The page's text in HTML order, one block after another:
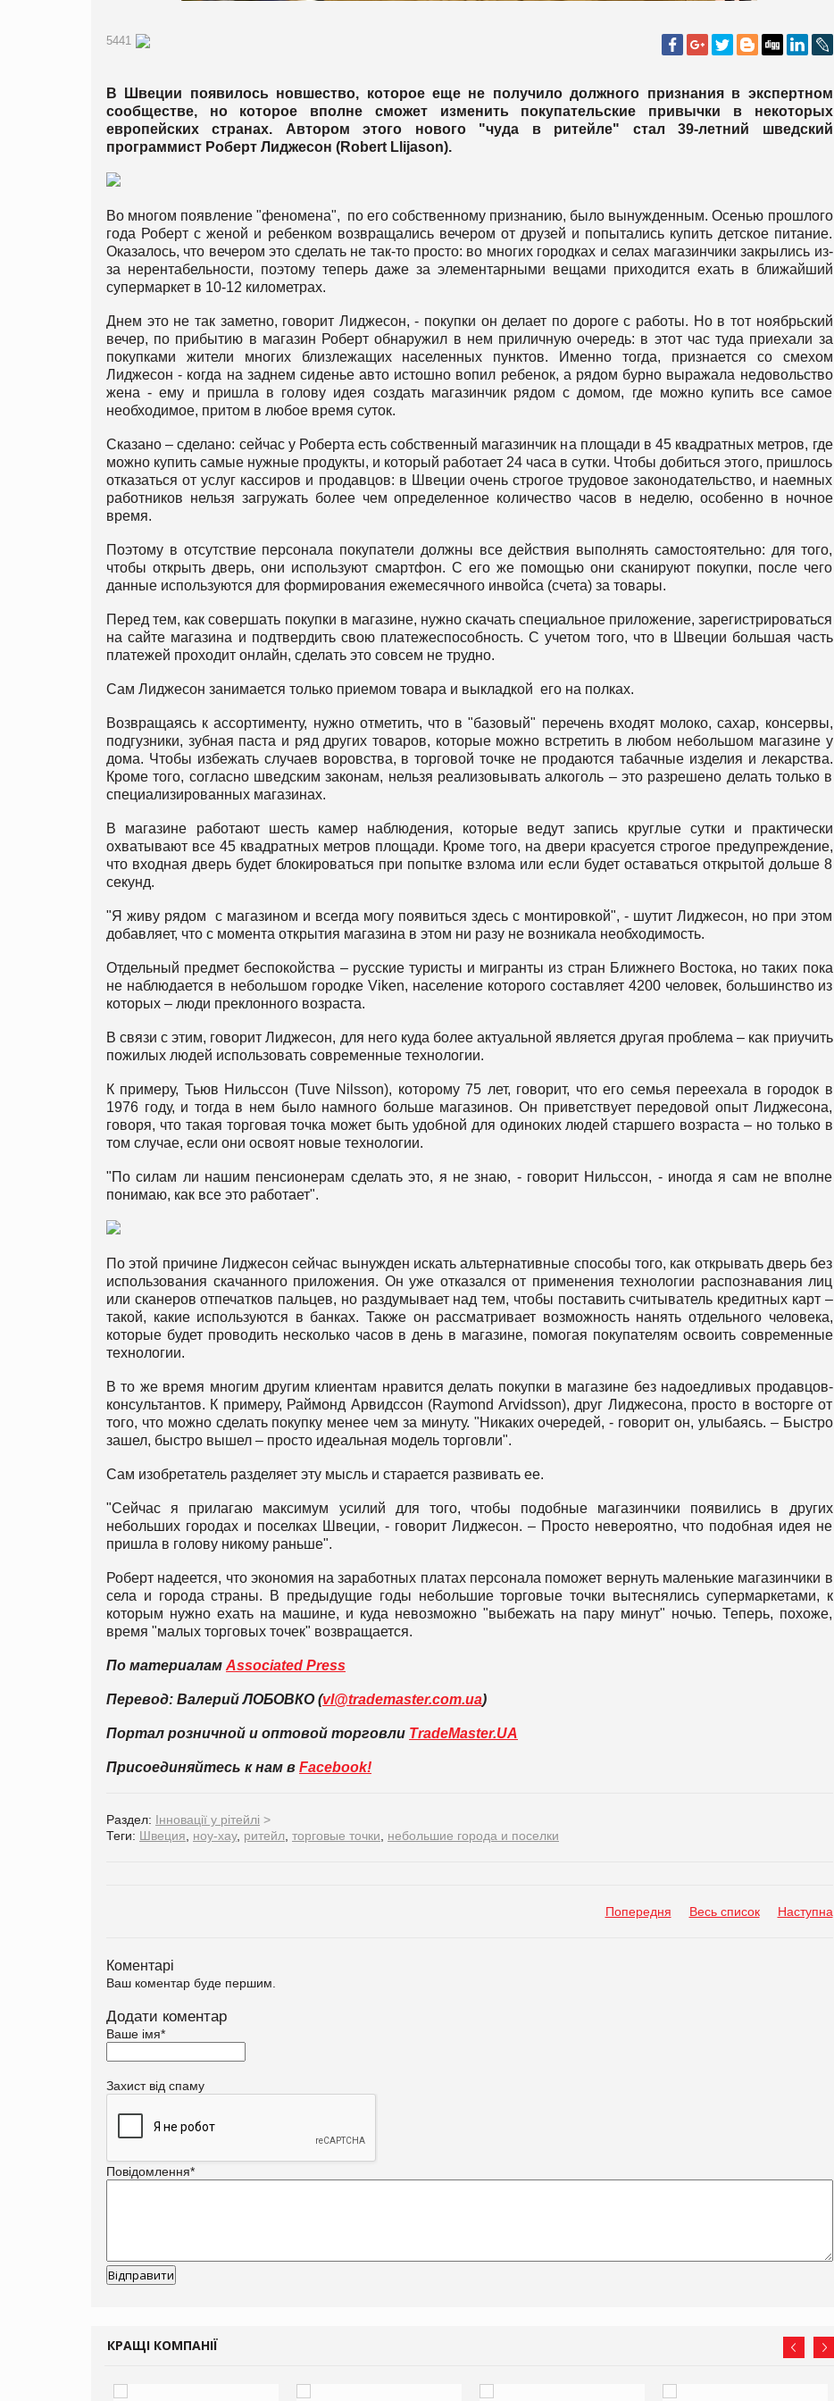
5441
В Швеции появилось новшество, которое еще не получило должного признания в экспертном
сообществе, но которое вполне сможет изменить покупательские привычки в некоторых
европейских странах. Автором этого нового "чуда в ритейле" стал 39-летний шведский
программист Роберт Лиджесон (Robert Llijason).
Во многом появление "феномена", по его собственному признанию, было вынужденным. Осенью прошлого
года Роберт с женой и ребенком возвращались вечером от друзей и попытались купить детское питание.
Оказалось, что вечером это сделать не так-то просто: во многих городках и селах магазинчики закрылись из-
за нерентабельности, поэтому теперь даже за элементарными вещами приходится ехать в ближайший
супермаркет в 10-12 километрах.
Днем это не так заметно, говорит Лиджесон, - покупки он делает по дороге с работы. Но в тот ноябрьский
вечер, по прибытию в магазин Роберт обнаружил в нем приличную очередь: в этот час туда приехали за
покупками жители многих близлежащих населенных пунктов. Именно тогда, признается со смехом
Лиджесон - когда на заднем сиденье авто истошно вопил ребенок, а рядом бурно выражала недовольство
жена - ему и пришла в голову идея создать магазинчик рядом с домом, где можно купить все самое
необходимое, притом в любое время суток.
Сказано – сделано: сейчас у Роберта есть собственный магазинчик на площади в 45 квадратных метров, где
можно купить самые нужные продукты, и который работает 24 часа в сутки. Чтобы добиться этого, пришлось
отказаться от услуг кассиров и продавцов: в Швеции очень строгое трудовое законодательство, и наемных
работников нельзя загружать более чем определенное количество часов в неделю, особенно в ночное
время.
Поэтому в отсутствие персонала покупатели должны все действия выполнять самостоятельно: для того,
чтобы открыть дверь, они используют смартфон. С его же помощью они сканируют покупки, после чего
данные используются для формирования ежемесячного инвойса (счета) за товары.
Перед тем, как совершать покупки в магазине, нужно скачать специальное приложение, зарегистрироваться
на сайте магазина и подтвердить свою платежеспособность. С учетом того, что в Швеции большая часть
платежей проходит онлайн, сделать это совсем не трудно.
Сам Лиджесон занимается только приемом товара и выкладкой его на полках.
Возвращаясь к ассортименту, нужно отметить, что в "базовый" перечень входят молоко, сахар, консервы,
подгузники, зубная паста и ряд других товаров, которые можно встретить в любом небольшом магазине у
дома. Чтобы избежать случаев воровства, в торговой точке не продаются табачные изделия и лекарства.
Кроме того, согласно шведским законам, нельзя реализовывать алкоголь – это разрешено делать только в
специализированных магазинах.
В магазине работают шесть камер наблюдения, которые ведут запись круглые сутки и практически
охватывают все 45 квадратных метров площади. Кроме того, на двери красуется строгое предупреждение,
что входная дверь будет блокироваться при попытке взлома или если будет оставаться открытой дольше 8
секунд.
"Я живу рядом с магазином и всегда могу появиться здесь с монтировкой", - шутит Лиджесон, но при этом
добавляет, что с момента открытия магазина в этом ни разу не возникала необходимость.
Отдельный предмет беспокойства – русские туристы и мигранты из стран Ближнего Востока, но таких пока
не наблюдается в небольшом городке Viken, население которого составляет 4200 человек, большинство из
которых – люди преклонного возраста.
В связи с этим, говорит Лиджесон, для него куда более актуальной является другая проблема – как приучить
пожилых людей использовать современные технологии.
К примеру, Тьюв Нильссон (Tuve Nilsson), которому 75 лет, говорит, что его семья переехала в городок в
1976 году, и тогда в нем было намного больше магазинов. Он приветствует передовой опыт Лиджесона,
говоря, что такая торговая точка может быть удобной для одиноких людей старшего возраста – но только в
том случае, если они освоят новые технологии.
"По силам ли нашим пенсионерам сделать это, я не знаю, - говорит Нильссон, - иногда я сам не вполне
понимаю, как все это работает".
По этой причине Лиджесон сейчас вынужден искать альтернативные способы того, как открывать дверь без
использования скачанного приложения. Он уже отказался от применения технологии распознавания лиц
или сканеров отпечатков пальцев, но раздумывает над тем, чтобы поставить считыватель кредитных карт –
такой, какие используются в банках. Также он рассматривает возможность нанять отдельного человека,
которые будет проводить несколько часов в день в магазине, помогая покупателям освоить современные
технологии.
В то же время многим другим клиентам нравится делать покупки в магазине без надоедливых продавцов-
консультантов. К примеру, Раймонд Арвидссон (Raymond Arvidsson), друг Лиджесона, просто в восторге от
того, что можно сделать покупку менее чем за минуту. "Никаких очередей, - говорит он, улыбаясь. – Быстро
зашел, быстро вышел – просто идеальная модель торговли".
Сам изобретатель разделяет эту мысль и старается развивать ее.
"Сейчас я прилагаю максимум усилий для того, чтобы подобные магазинчики появились в других
небольших городах и поселках Швеции, - говорит Лиджесон. – Просто невероятно, что подобная идея не
пришла в голову никому раньше".
Роберт надеется, что экономия на заработных платах персонала поможет вернуть маленькие магазинчики в
села и города страны. В предыдущие годы небольшие торговые точки вытеснялись супермаркетами, к
которым нужно ехать на машине, и куда невозможно "выбежать на пару минут" ночью. Теперь, похоже,
время "малых торговых точек" возвращается.
По материалам Associated Press
Перевод: Валерий ЛОБОВКО (vl@trademaster.com.ua)
Портал розничной и оптовой торговли TradeMaster.UA
Присоединяйтесь к нам в Facebook!
Раздел: Інновації у рітейлі >
Теги: Швеция ноу-хау, ритейл торговые точки небольшие города и поселки
Попередня Весь список Наступна
Коментарі
Ваш коментар буде першим.
Додати коментар
Ваше імя*
Захист від спаму
Повідомлення*
КРАЩІ КОМПАНІЇ